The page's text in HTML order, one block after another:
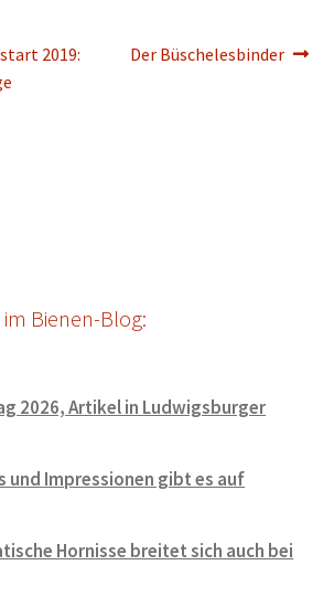
2019:
Nächster
Der Büschelesbinder
Bienen-Blog:
2026, Artikel in Ludwigsburger
und Impressionen gibt es auf
Hornisse breitet sich auch bei